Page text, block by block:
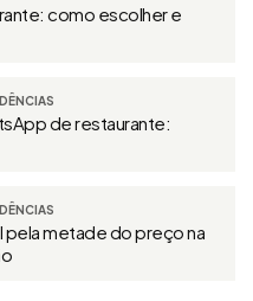
como escolher e
de restaurante:
pela metade do preço na